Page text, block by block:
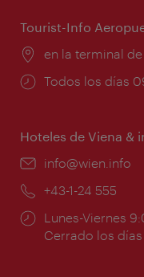
Tourist-Info
Lugar:
en la terminal
Horarios
Todos los días
Hoteles de Viena &
e-
info@wien.info
Teléfono:
+43-1-24 555
Horarios
de
Lunes-Viernes
Cerrado los